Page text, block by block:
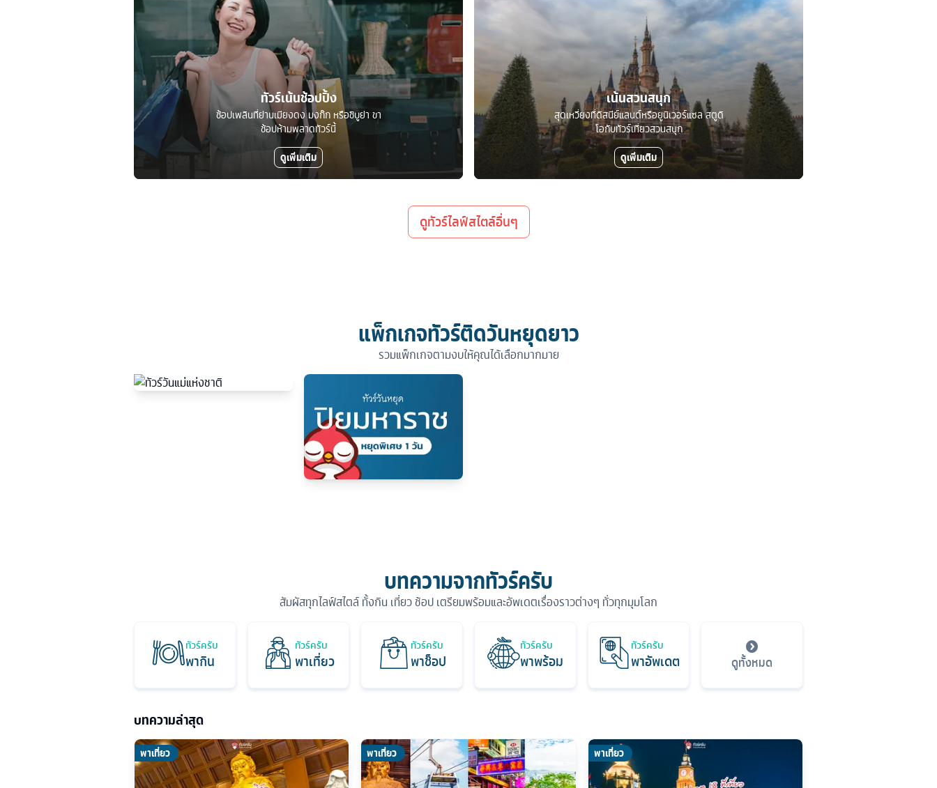
ทัวร์เน้นช้อปปิ้ง
ช้อปเพลินที่ย่านเมียงดง มงก๊ก หรือชิบูย่า ขา
ช้อปห้ามพลาดทัวร์นี้
ดูเพิ่มเติม
เน้นสวนสนุก
สุดเหวี่ยงที่ดิสนีย์แลนด์หรือยูนิเวอร์แซล สตูดิ
โอกับทัวร์เที่ยวสวนสนุก
ดูเพิ่มเติม
ดูทัวร์ไลฟ์สไตล์อื่นๆ
แพ็กเกจทัวร์ติดวันหยุดยาว
รวมแพ็กเกจตามงบให้คุณได้เลือกมากมาย
บทความจากทัวร์ครับ
สัมผัสทุกไลฟ์สไตล์ ทั้งกิน เที่ยว ช้อป เตรียมพร้อมและอัพเดตเรื่องราวต่างๆ ทั่วทุกมุมโลก
ทัวร์ครับ
พากิน
ทัวร์ครับ
พาเที่ยว
ทัวร์ครับ
พาช็อป
ทัวร์ครับ
พาพร้อม
ทัวร์ครับ
พาอัพเดต ดูทั้งหมด
บทความล่าสุด
พาเที่ยว พาเที่ยว พาเที่ยว